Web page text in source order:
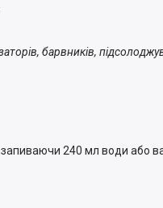
барвників,
240 мл води або